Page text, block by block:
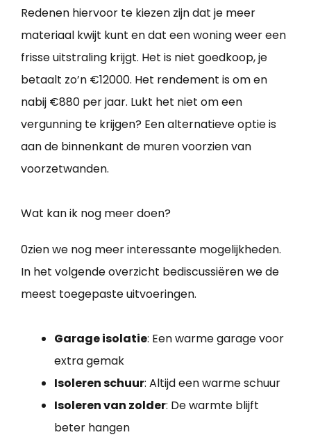
Redenen hiervoor te kiezen zijn dat je meer
materiaal kwijt kunt en dat een woning weer een
frisse uitstraling krijgt. Het is niet goedkoop, je
betaalt zo’n €12000. Het rendement is om en
nabij €880 per jaar. Lukt het niet om een
vergunning te krijgen? Een alternatieve optie is
aan de binnenkant de muren voorzien van
voorzetwanden.
Wat kan ik nog meer doen?
0zien we nog meer interessante mogelijkheden.
In het volgende overzicht bediscussiëren we de
meest toegepaste uitvoeringen.
Garage isolatie: Een warme garage voor
extra gemak
Isoleren schuur: Altijd een warme schuur
Isoleren van zolder: De warmte blijft
beter hangen